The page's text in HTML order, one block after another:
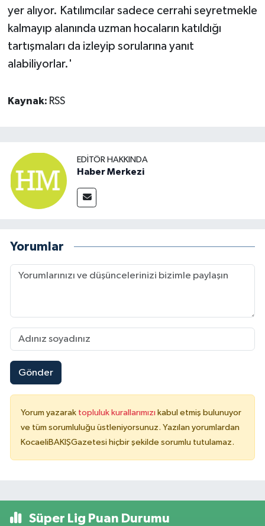
yer alıyor. Katılımcılar sadece cerrahi seyretmekle
kalmayıp alanında uzman hocaların katıldığı
tartışmaları da izleyip sorularına yanıt
alabiliyorlar.'
Kaynak: RSS
EDITÖR HAKKINDA
Haber Merkezi
Yorumlar
Gönder
Yorum yazarak topluluk kurallarımızı kabul etmiş bulunuyor
ve tüm sorumluluğu üstleniyorsunuz. Yazılan yorumlardan
KocaeliBAKIŞGazetesi hiçbir şekilde sorumlu tutulamaz.
Süper Lig Puan Durumu